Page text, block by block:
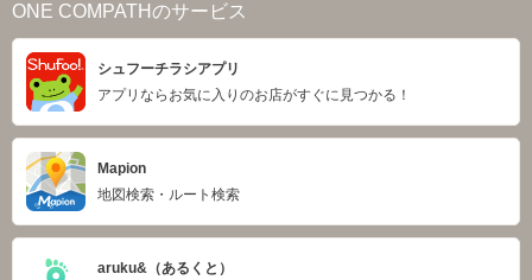
ONE COMPATHのサービス
シュフーチラシアプリ
アプリならお気に入りのお店がすぐに見つかる！
Mapion
地図検索・ルート検索
aruku&（あるくと）